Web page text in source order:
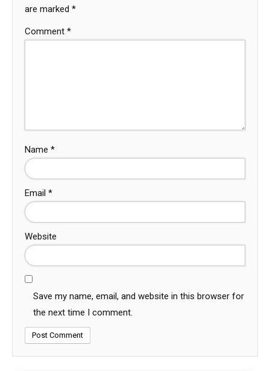
are marked *
Comment *
Name *
Email *
Website
Save my name, email, and website in this browser for
the next time I comment.